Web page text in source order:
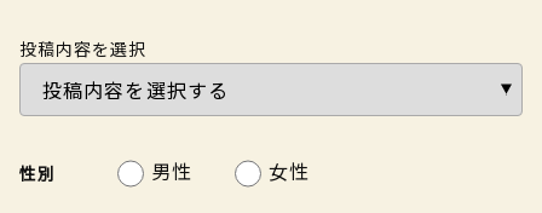
投稿内容を選択
性別 男性 女性